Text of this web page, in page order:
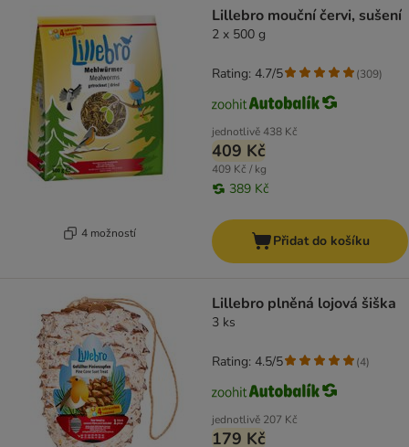
4 možností
Lillebro mouční červi, sušení
2 x 500 g
jednotlivě438 Kč
409 Kč
409 Kč / kg
389 Kč
Rating: 4.7/5 (309)
Přidat do košíku
Lillebro plněná lojová šiška
3 ks
jednotlivě 207 Kč
179 Kč
Rating: 4.5/5 (4)